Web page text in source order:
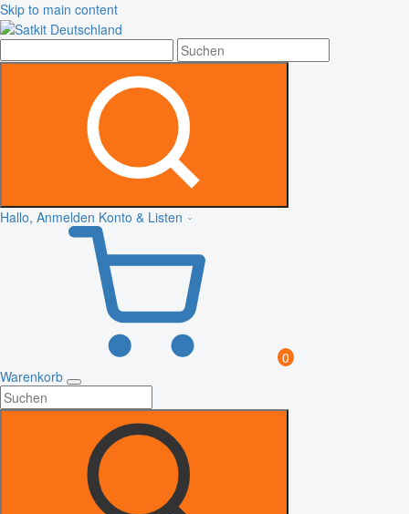
Skip to main content
Hallo, Anmelden Konto & Listen
0
Warenkorb